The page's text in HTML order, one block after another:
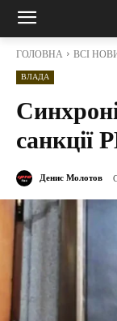
ГОЛОВНА ВСІ
ВЛАДА
санкції
Денис Молотов